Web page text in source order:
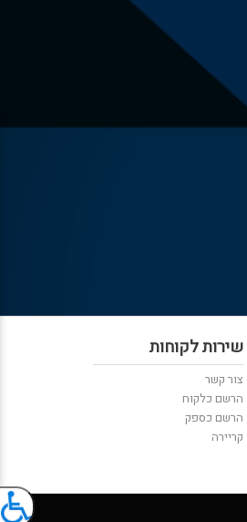
שירות לקוחות
צור קשר
הרשם כלקוח
הרשם כספק
קריירה